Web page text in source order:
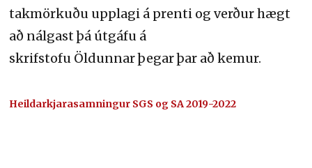
takmörkuðu upplagi á prenti og verður hægt
að nálgast þá útgáfu á
skrifstofu Öldunnar þegar þar að kemur.
Heildarkjarasamningur SGS og SA 2019-2022